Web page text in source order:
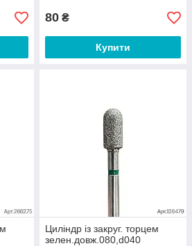
80 ₴
Купити
Циліндр із закруг. торцем
зелен.довж.080,d040